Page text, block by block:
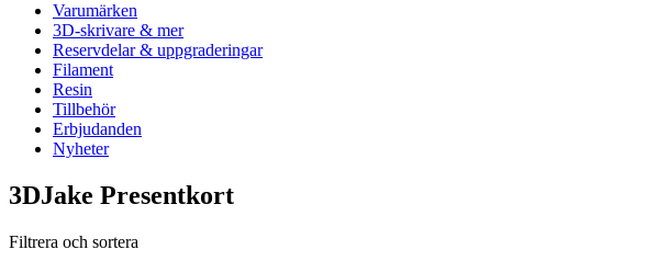
Varumärken
3D-skrivare & mer
Reservdelar & uppgraderingar
Filament
Resin
Tillbehör
Erbjudanden
Nyheter
3DJake Presentkort
Filtrera och sortera